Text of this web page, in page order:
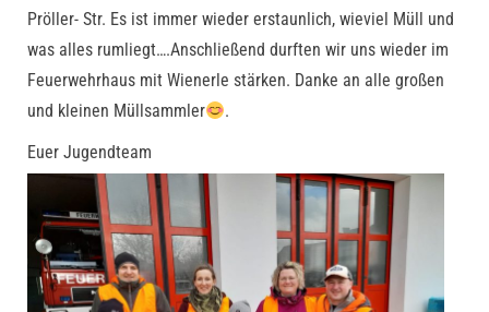
Pröller- Str. Es ist immer wieder erstaunlich, wieviel Müll und
was alles rumliegt….Anschließend durften wir uns wieder im
Feuerwehrhaus mit Wienerle stärken. Danke an alle großen
und kleinen Müllsammler
.
Euer Jugendteam